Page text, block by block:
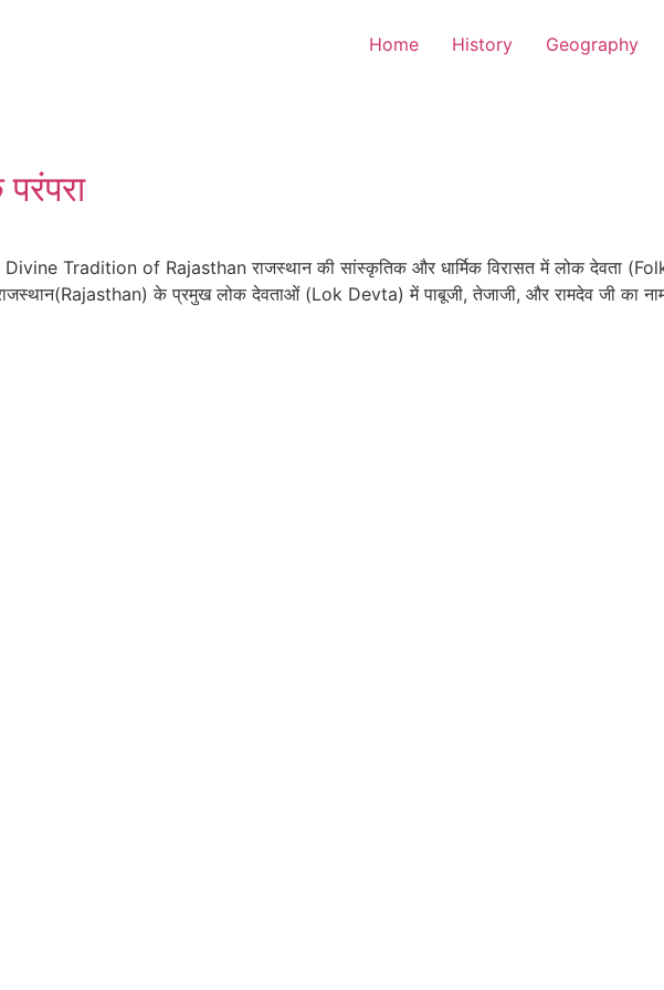
Home History Geography
Divine Tradition of Rajasthan राजस्थान की सांस्कृतिक और धार्मिक विरासत में लोक देवता
के प्रमुख लोक देवताओं (Lok Devta) में पाबूजी, तेजाजी, और रामदेव जी का